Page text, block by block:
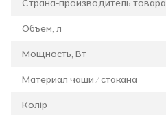
Страна-производитель товара
Объем, л
Мощность, Вт
Материал чаши / стакана
Колір